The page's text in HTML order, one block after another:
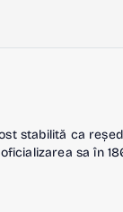
stabilită ca
sa în